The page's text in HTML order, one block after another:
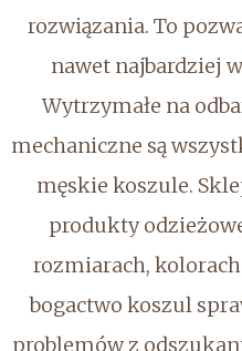
rozwiązania. To
nawet najbardziej
Wytrzymałe na
mechaniczne są
męskie koszule.
produkty
rozmiarach,
bogactwo koszul
problemów z